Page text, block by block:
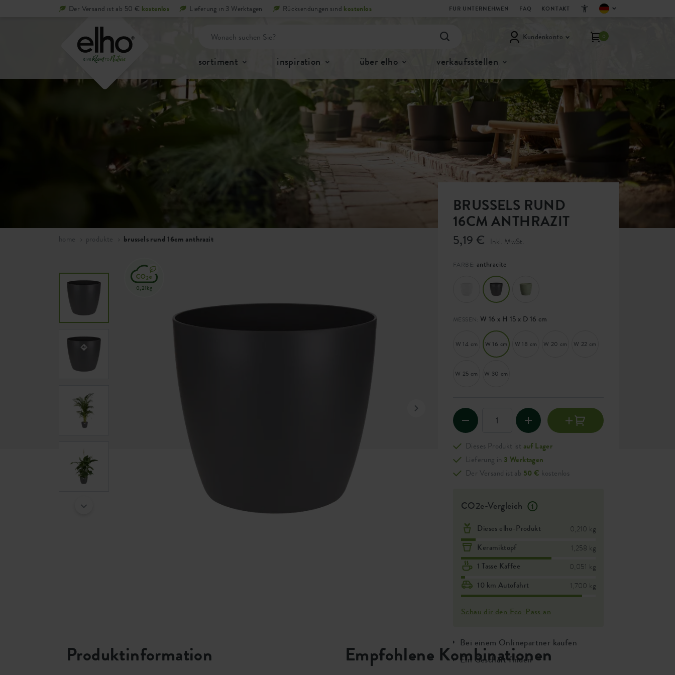
Der Versand ist ab 50 € kostenlos Lieferung in 3 Werktagen Rücksendungen sind kostenlos FUR UNTERNEHMEN FAQ KONTAKT
Kundenkonto 0
sortiment inspiration über elho verkaufsstellen
home produkte brussels rund 16cm anthrazit
BRUSSELS RUND
16CM ANTHRAZIT
5,19 € Inkl. MwSt.
FARBE: anthracite
MESSEN: W 16 x H 15 x D 16 cm
W 14 cm W 16 cm W 18 cm W 20 cm W 22 cm
W 25 cm W 30 cm
Dieses Produkt ist auf Lager
Lieferung in 3 Werktagen
Der Versand ist ab 50 € kostenlos
CO2e-Vergleich
Dieses elho-Produkt 0,210 kg
Keramiktopf 1,258 kg
1 Tasse Kaffee 0,051 kg
10 km Autofahrt 1,700 kg
Schau dir den Eco-Pass an
Bei einem Onlinepartner kaufen
Ein Geschäft finden
0,21kg
Produktinformation Empfohlene Kombinationen